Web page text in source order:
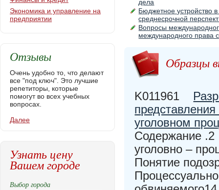
дела
Бюджетное устройство
среднесрочной
Вопросы
международного права
Образцы
K011961
уголовном
Cодержание .2
уголовно –
Понятие
Экономика и управление на
предприятии
Отзывы
Очень удобно то, что делают
все "под ключ". Это лучшие
репетиторы, которые
помогут во всех учебных
вопросах.
Далее
Узнать цену
Вашем городе
Выбор города